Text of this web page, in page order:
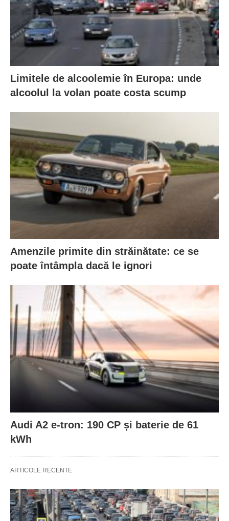
Limitele de alcoolemie în Europa: unde
alcoolul la volan poate costa scump
Amenzile primite din străinătate: ce se
poate întâmpla dacă le ignori
Audi A2 e-tron: 190 CP și baterie de 61
kWh
ARTICOLE RECENTE